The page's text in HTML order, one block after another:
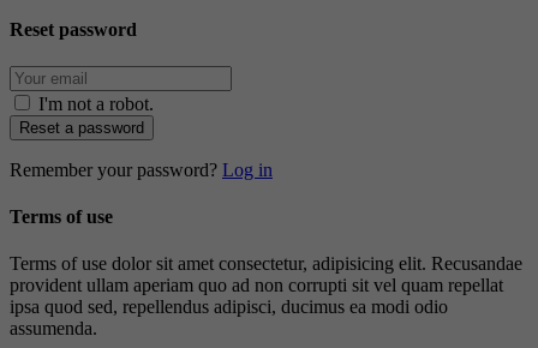
Reset password
I'm not a robot.
Reset a password
Remember your password? Log in
Terms of use
Terms of use dolor sit amet consectetur, adipisicing elit. Recusandae
provident ullam aperiam quo ad non corrupti sit vel quam repellat
ipsa quod sed, repellendus adipisci, ducimus ea modi odio
assumenda.